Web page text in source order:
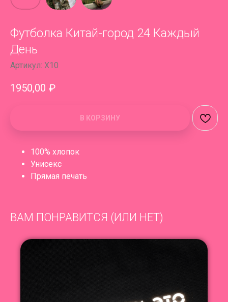
Футболка Китай-город 24 Каждый
День
Артикул: X10
1950,00 ₽
В КОРЗИНУ
100% хлопок
Унисекс
Прямая печать
ВАМ ПОНРАВИТСЯ (ИЛИ НЕТ)